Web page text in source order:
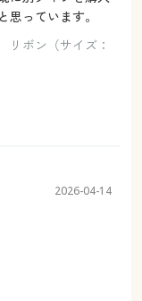
思っています。
ボン（サイズ：
2026-04-14